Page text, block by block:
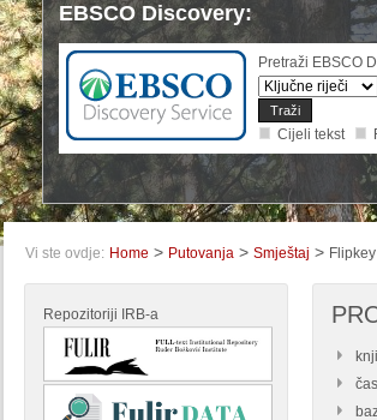
EBSCO Discovery:
Pretraži EBSCO
Cijeli tekst
Vi ste ovdje: Home > Putovanja > Smještaj > Flipkey
Repozitoriji IRB-a